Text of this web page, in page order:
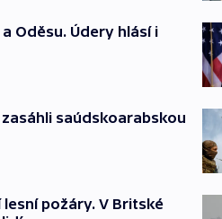
Oděsu. Údery hlásí i
saúdskoarabskou
požáry. V Britské